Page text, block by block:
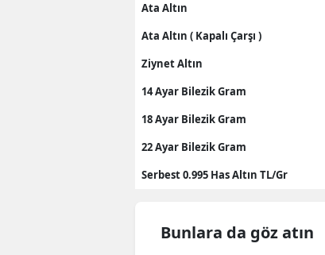
Ata Altın
Ata Altın ( Kapalı Çarşı )
Ziynet Altın
14 Ayar Bilezik Gram
18 Ayar Bilezik Gram
22 Ayar Bilezik Gram
Serbest 0.995 Has Altın TL/Gr
Bunlara da göz atın